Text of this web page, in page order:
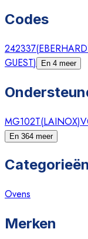
Codes
242337(
GUEST) En 4 meer
MG102T(LAINOX)
En 364 meer
Categorieën
Ovens
Merken